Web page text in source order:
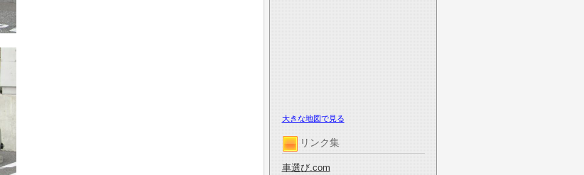
大きな地図で見る
リンク集
車選び.com